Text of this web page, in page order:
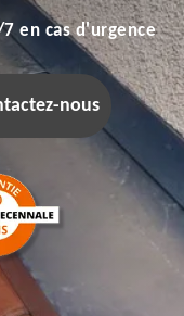
en cas d'urgence
nous